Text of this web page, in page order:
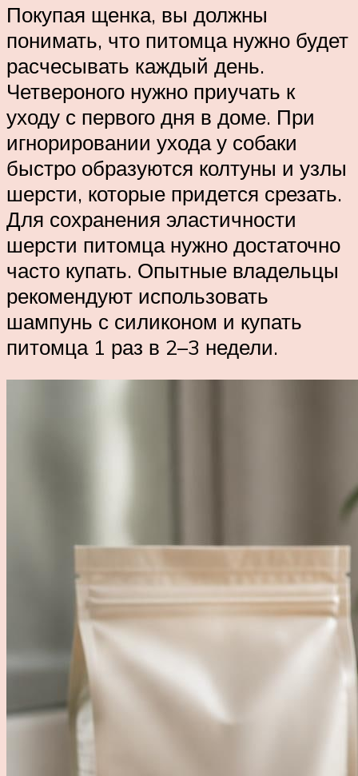
Покупая щенка, вы должны
понимать, что питомца нужно будет
расчесывать каждый день.
Четвероного нужно приучать к
уходу с первого дня в доме. При
игнорировании ухода у собаки
быстро образуются колтуны и узлы
шерсти, которые придется срезать.
Для сохранения эластичности
шерсти питомца нужно достаточно
часто купать. Опытные владельцы
рекомендуют использовать
шампунь с силиконом и купать
питомца 1 раз в 2–3 недели.